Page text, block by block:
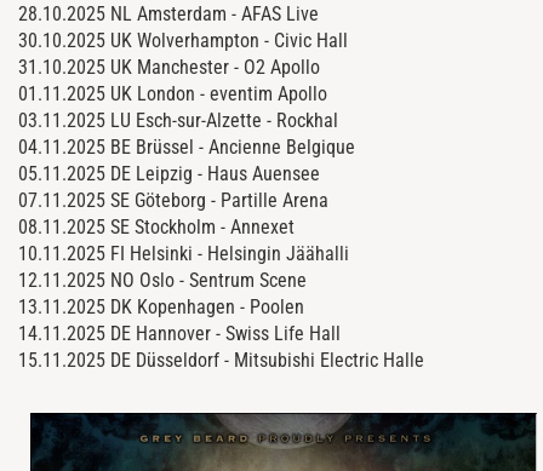
28.10.2025 NL Amsterdam - AFAS Live
30.10.2025 UK Wolverhampton - Civic Hall
31.10.2025 UK Manchester - O2 Apollo
01.11.2025 UK London - eventim Apollo
03.11.2025 LU Esch-sur-Alzette - Rockhal
04.11.2025 BE Brüssel - Ancienne Belgique
05.11.2025 DE Leipzig - Haus Auensee
07.11.2025 SE Göteborg - Partille Arena
08.11.2025 SE Stockholm - Annexet
10.11.2025 FI Helsinki - Helsingin Jäähalli
12.11.2025 NO Oslo - Sentrum Scene
13.11.2025 DK Kopenhagen - Poolen
14.11.2025 DE Hannover - Swiss Life Hall
15.11.2025 DE Düsseldorf - Mitsubishi Electric Halle